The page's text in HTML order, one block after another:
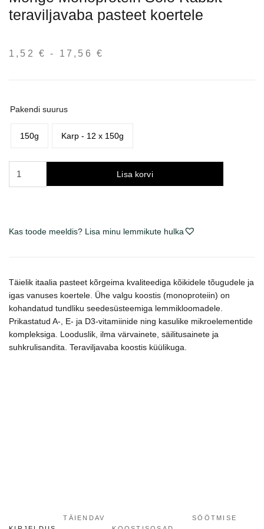
teraviljavaba pasteet koertele
1,52 € - 17,56€
Pakendi suurus
150g Karp - 12 x 150g
Lisa korvi
Kas toode meeldis? Lisa minu lemmikute hulka
Täielik itaalia pasteet kõrgeima kvaliteediga kõikidele tõugudele ja
igas vanuses koertele. Ühe valgu koostis (monoproteiin) on
kohandatud tundliku seedesüsteemiga lemmikloomadele.
Prikastatud A-, E- ja D3-vitamiinide ning kasulike mikroelementide
kompleksiga. Looduslik, ilma värvainete, säilitusainete ja
suhkrulisandita. Teraviljavaba koostis küülikuga.
TÄIENDAV
SÖÖTMISE